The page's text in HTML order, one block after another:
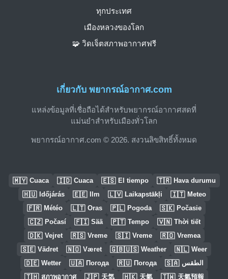
เกี่ยวกับ พยากรณ์อากาศ.com
แหล่งข้อมูลที่เชื่อถือได้สำหรับพยากรณ์อากาศสดที่
แม่นยำสำหรับเมืองทั่วโลก
พยากรณ์อากาศ.com © 2026. สงวนลิขสิทธิ์ทั้งหมด
ทุกประเทศ
เมืองหลวงของโลก
🧩 วิดเจ็ตสภาพอากาศฟรี
🇲🇾 Cuaca 🇮🇩 Cuaca 🇪🇸 El tiempo 🇹🇷 Hava durumu
🇭🇺 Időjárás 🇪🇪 Ilm 🇱🇻 Laikapstākļi 🇮🇹 Meteo
🇫🇷 Météo 🇱🇹 Oras 🇵🇱 Pogoda 🇸🇰 Počasie
🇨🇿 Počasí 🇫🇮 Sää 🇵🇹 Tempo 🇻🇳 Thời tiết
🇩🇰 Vejret 🇷🇸 Vreme 🇸🇮 Vreme 🇷🇴 Vremea
🇸🇪 Vädret 🇳🇴 Været 🇬🇧🇺🇸 Weather 🇳🇱 Weer
🇩🇪 Wetter 🇺🇦 Погода 🇷🇺 Погода 🇸🇦 الطقس
🇹🇭 สภาพอากาศ 🇯🇵 天気 🇭🇰 天氣 🇹🇼 天氣預報